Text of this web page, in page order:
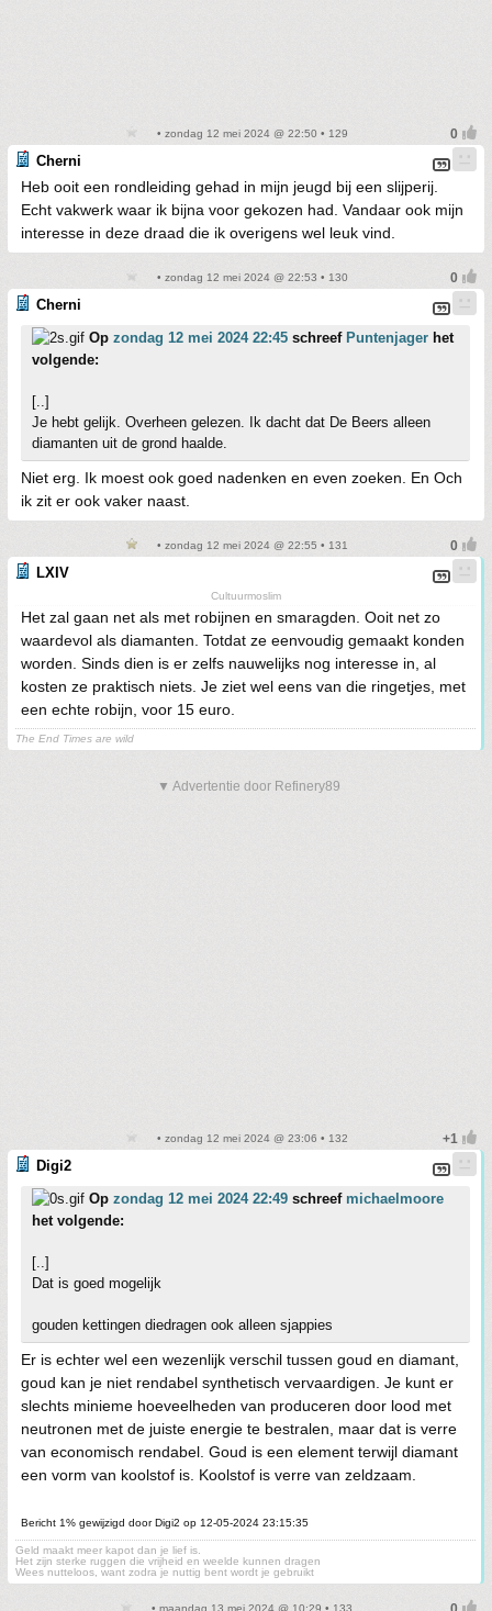
• zondag 12 mei 2024 @ 22:50 • 129
Cherni
Heb ooit een rondleiding gehad in mijn jeugd bij een slijperij.
Echt vakwerk waar ik bijna voor gekozen had. Vandaar ook mijn
interesse in deze draad die ik overigens wel leuk vind.
• zondag 12 mei 2024 @ 22:53 • 130
Cherni
Op zondag 12 mei 2024 22:45 schreef Puntenjager het
volgende:
[..]
Je hebt gelijk. Overheen gelezen. Ik dacht dat De Beers alleen
diamanten uit de grond haalde.
Niet erg. Ik moest ook goed nadenken en even zoeken. En Och
ik zit er ook vaker naast.
• zondag 12 mei 2024 @ 22:55 • 131
LXIV
Cultuurmoslim
Het zal gaan net als met robijnen en smaragden. Ooit net zo
waardevol als diamanten. Totdat ze eenvoudig gemaakt konden
worden. Sinds dien is er zelfs nauwelijks nog interesse in, al
kosten ze praktisch niets. Je ziet wel eens van die ringetjes, met
een echte robijn, voor 15 euro.
The End Times are wild
▼ Advertentie door Refinery89
• zondag 12 mei 2024 @ 23:06 • 132
Digi2
Op zondag 12 mei 2024 22:49 schreef michaelmoore
het volgende:
[..]
Dat is goed mogelijk
gouden kettingen diedragen ook alleen sjappies
Er is echter wel een wezenlijk verschil tussen goud en diamant,
goud kan je niet rendabel synthetisch vervaardigen. Je kunt er
slechts minieme hoeveelheden van produceren door lood met
neutronen met de juiste energie te bestralen, maar dat is verre
van economisch rendabel. Goud is een element terwijl diamant
een vorm van koolstof is. Koolstof is verre van zeldzaam.
Bericht 1% gewijzigd door Digi2 op 12-05-2024 23:15:35
Geld maakt meer kapot dan je lief is.
Het zijn sterke ruggen die vrijheid en weelde kunnen dragen
Wees nutteloos, want zodra je nuttig bent wordt je gebruikt
• maandag 13 mei 2024 @ 10:29 • 133